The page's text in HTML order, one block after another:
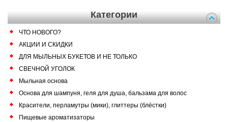
Категории
ЧТО НОВОГО?
АКЦИИ И СКИДКИ
ДЛЯ МЫЛЬНЫХ БУКЕТОВ И НЕ ТОЛЬКО
СВЕЧНОЙ УГОЛОК
Мыльная основа
Основа для шампуня, геля для душа, бальзама для волос
Красители, перламутры (мики), глиттеры (блёстки)
Пищевые ароматизаторы